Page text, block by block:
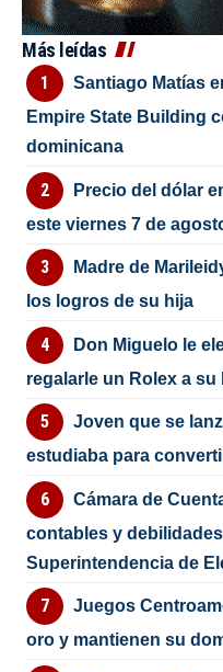
Más leídas
Santiago Matías
Empire State Building
dominicana
Precio del dólar
este viernes 7 de
Madre de
los logros de su hija
Don Miguelo le
regalarle un Rolex a su
Joven que se
estudiaba para
Cámara de
contables y
Superintendencia de
Juegos
oro y mantienen su